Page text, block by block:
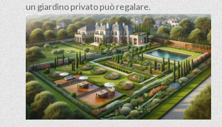
un giardino privato può regalare.